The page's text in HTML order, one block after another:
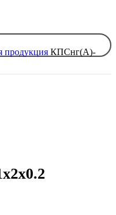
продукция КПСнг(А)-